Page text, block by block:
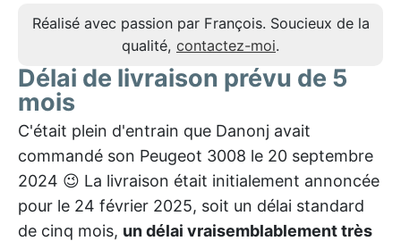
Réalisé avec passion par François. Soucieux de la
qualité, contactez-moi.
Délai de livraison prévu de 5
mois
C'était plein d'entrain que Danonj avait
commandé son Peugeot 3008 le 20 septembre
2024 😉 La livraison était initialement annoncée
pour le 24 février 2025, soit un délai standard
de cinq mois, un délai vraisemblablement très